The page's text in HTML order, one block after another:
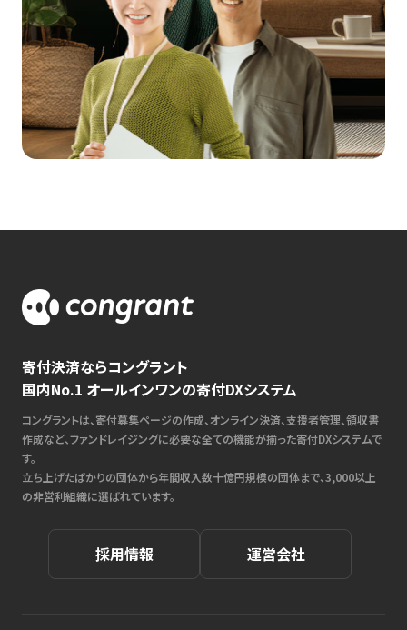
寄付決済ならコングラント
国内No.1 オールインワンの寄付DXシステム
コングラントは、寄付募集ページの作成、オンライン決済、支援者管理、領収書
作成など、ファンドレイジングに必要な全ての機能が揃った寄付DXシステムで
す。
立ち上げたばかりの団体から年間収入数十億円規模の団体まで、3,000以上
の非営利組織に選ばれています。
採用情報 運営会社